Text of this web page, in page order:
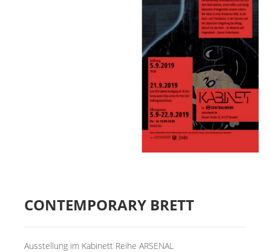
UNSER POLITISCHES SELBSTVERSTÄNDNIS
NACHHALTIGKEIT UND KLIMASCHUTZ
WE ARE MEMBERS OF TRANS EUROPE HALLES
CONTEMPORARY BRETT
Ausstellung im Kabinett Reihe ARSENAL